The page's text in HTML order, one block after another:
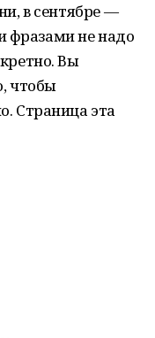
в сентябре —
не надо
Вы
чтобы
Страница эта